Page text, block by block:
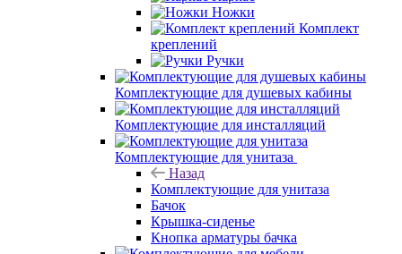
Ножки
Комплект
креплений
Ручки
Комплектующие для душевых кабины
Комплектующие для инсталляций
Комплектующие для унитаза
Назад
Комплектующие для унитаза
Бачок
Крышка-сиденье
Кнопка арматуры бачка